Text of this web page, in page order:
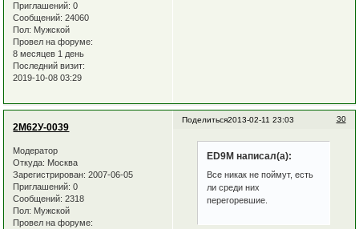
Приглашений: 0
Сообщений: 24060
Пол: Мужской
Провел на форуме:
8 месяцев 1 день
Последний визит:
2019-10-08 03:29
Поделиться 30
2013-02-11 23:03
2М62У-0039
Модератор
Откуда: Москва
Зарегистрирован: 2007-06-05
Приглашений: 0
Сообщений: 2318
Пол: Мужской
Провел на форуме:
ED9M написал(а):
Все никак не поймут, есть
ли среди них
перегоревшие.